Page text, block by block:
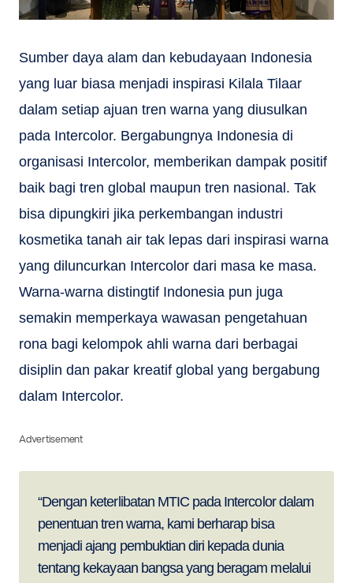
Sumber daya alam dan kebudayaan Indonesia
yang luar biasa menjadi inspirasi Kilala Tilaar
dalam setiap ajuan tren warna yang diusulkan
pada Intercolor. Bergabungnya Indonesia di
organisasi Intercolor, memberikan dampak positif
baik bagi tren global maupun tren nasional. Tak
bisa dipungkiri jika perkembangan industri
kosmetika tanah air tak lepas dari inspirasi warna
yang diluncurkan Intercolor dari masa ke masa.
Warna-warna distingtif Indonesia pun juga
semakin memperkaya wawasan pengetahuan
rona bagi kelompok ahli warna dari berbagai
disiplin dan pakar kreatif global yang bergabung
dalam Intercolor.
Advertisement
“Dengan keterlibatan MTIC pada Intercolor dalam
penentuan tren warna, kami berharap bisa
menjadi ajang pembuktian diri kepada dunia
tentang kekayaan bangsa yang beragam melalui